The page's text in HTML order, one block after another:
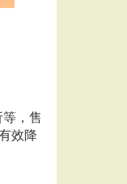
，售
效降